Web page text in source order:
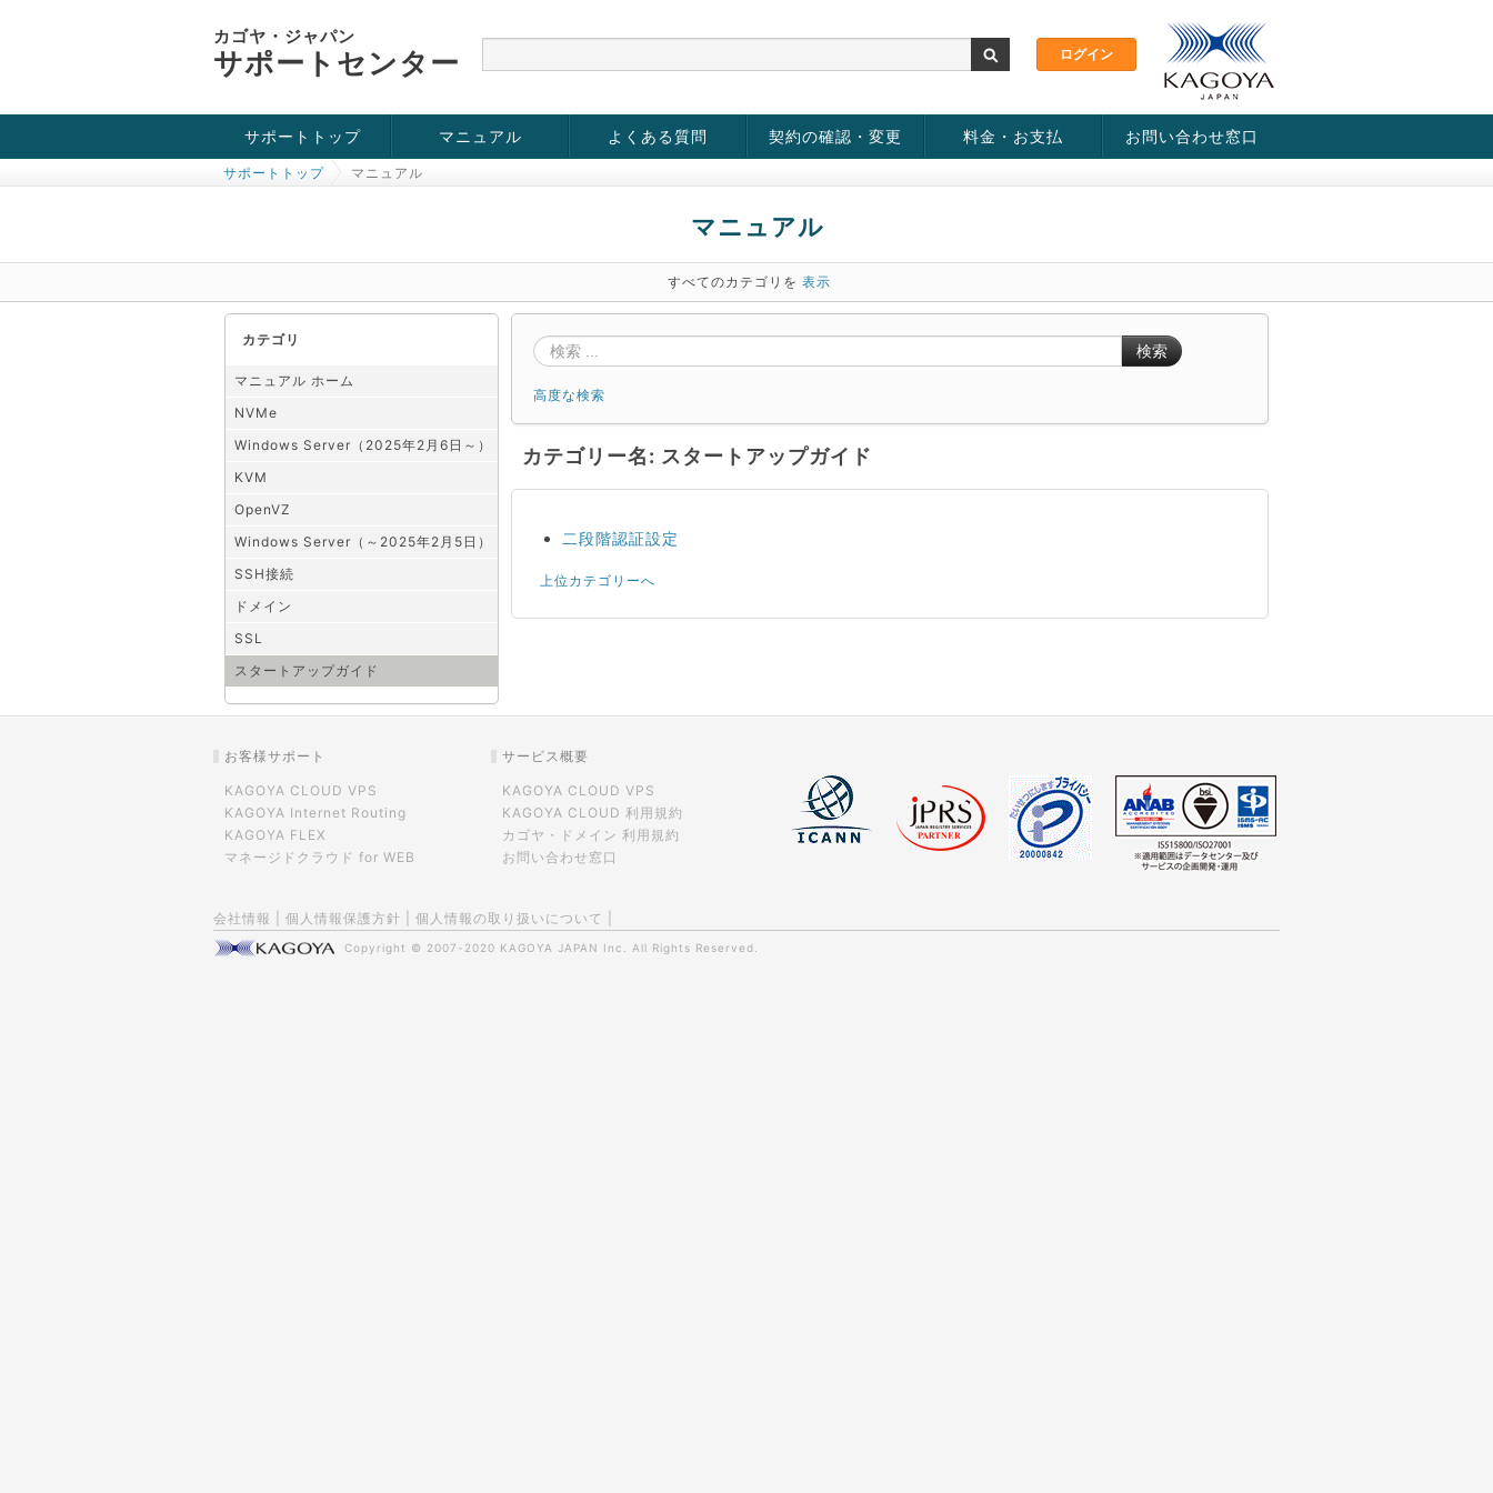
カゴヤ・ジャパン
サポートセンター
サポートトップ
お役立ち情報
チュートリアル
障害・メンテナンス情報
マニュアル
KVM
OpenVZ
Windows Server
SSH接続
ドメイン
SSL
よくある質問 契約の確認・変更 料金・お支払 お問い合わせ窓口
サポートトップ マニュアル
マニュアル
すべてのカテゴリを 表示
カテゴリ
マニュアル ホーム
NVMe
Windows Server（2025年2月6日～）
KVM
OpenVZ
Windows Server（～2025年2月5日）
SSH接続
ドメイン
SSL
スタートアップガイド
検索
高度な検索
カテゴリー名: スタートアップガイド
二段階認証設定
上位カテゴリーへ
お客様サポート
KAGOYA CLOUD VPS
KAGOYA Internet Routing
KAGOYA FLEX
マネージドクラウド for WEB
サービス概要
KAGOYA CLOUD VPS
KAGOYA CLOUD 利用規約
カゴヤ・ドメイン 利用規約
お問い合わせ窓口
会社情報 個人情報保護方針 個人情報の取り扱いについて
Copyright © 2007-2020 KAGOYA JAPAN Inc. All Rights Reserved.